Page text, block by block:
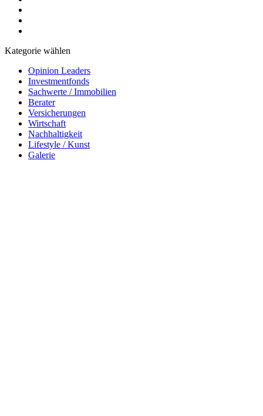
Kategorie wählen
Opinion Leaders
Investmentfonds
Sachwerte / Immobilien
Berater
Versicherungen
Wirtschaft
Nachhaltigkeit
Lifestyle / Kunst
Galerie